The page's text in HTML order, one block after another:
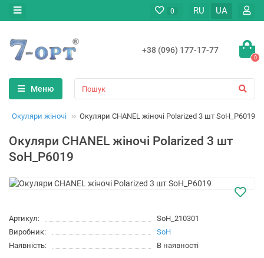
0 RU UA
+38 (096) 177-17-77
0
Меню
Окуляри жіночі Окуляри CHANEL жіночі Polarized 3 шт SoH_P6019
Окуляри CHANEL жіночі Polarized 3 шт
SoH_P6019
Артикул:
SoH_210301
Виробник:
SoH
Наявність:
В наявності